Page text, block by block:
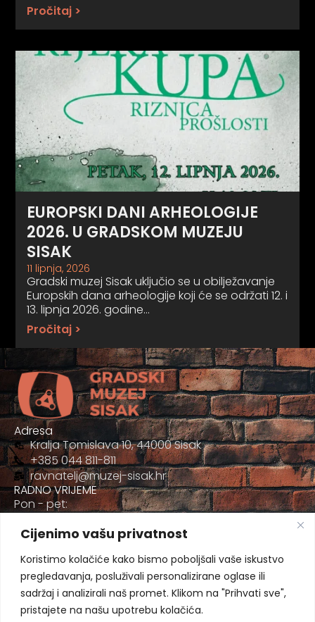
Cijenimo vašu privatnost
Koristimo kolačiće kako bismo poboljšali vaše iskustvo
pregledavanja, posluživali personalizirane oglase ili
sadržaj i analizirali naš promet. Klikom na "Prihvati sve",
pristajete na našu upotrebu kolačića.
Pročitaj >
EUROPSKI DANI ARHEOLOGIJE
2026. U GRADSKOM MUZEJU
SISAK
11 lipnja, 2026
Gradski muzej Sisak uključio se u obilježavanje
Europskih dana arheologije koji će se održati 12. i
13. lipnja 2026. godine…
Pročitaj >
Adresa
Kralja Tomislava 10, 44000 Sisak
+385 044 811-811
ravnatelj@muzej-sisak.hr
RADNO VRIJEME
Pon - pet:
Sub